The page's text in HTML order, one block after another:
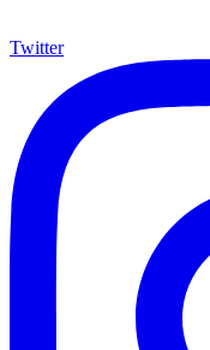
Twitter